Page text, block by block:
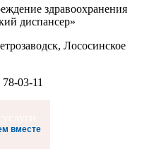
здравоохранения
диспансер»
Лососинское
03-11
вместе